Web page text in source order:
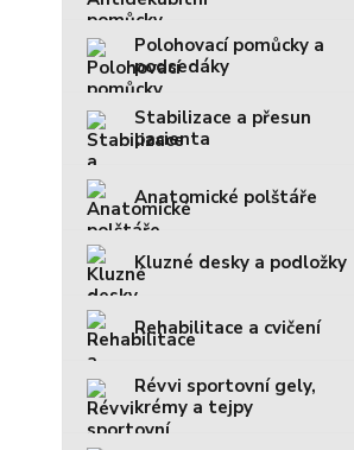
Polohovací pomůcky a
podsedáky
Stabilizace a přesun
pacienta
Anatomické polštáře
Kluzné desky a podložky
Rehabilitace a cvičení
Révvi sportovní gely,
krémy a tejpy